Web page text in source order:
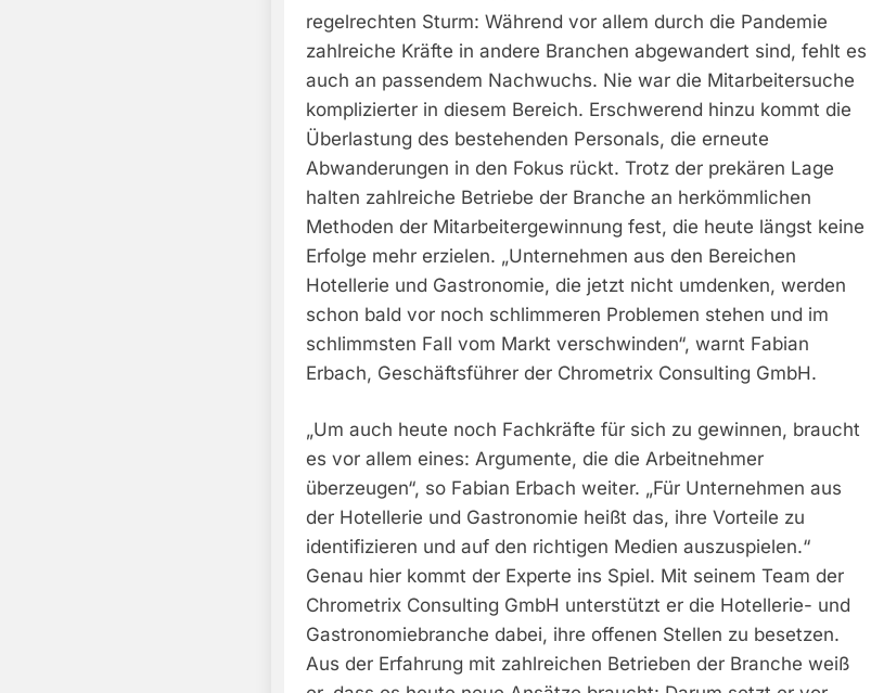
regelrechten Sturm: Während vor allem durch die Pandemie
zahlreiche Kräfte in andere Branchen abgewandert sind, fehlt es
auch an passendem Nachwuchs. Nie war die Mitarbeitersuche
komplizierter in diesem Bereich. Erschwerend hinzu kommt die
Überlastung des bestehenden Personals, die erneute
Abwanderungen in den Fokus rückt. Trotz der prekären Lage
halten zahlreiche Betriebe der Branche an herkömmlichen
Methoden der Mitarbeitergewinnung fest, die heute längst keine
Erfolge mehr erzielen. „Unternehmen aus den Bereichen
Hotellerie und Gastronomie, die jetzt nicht umdenken, werden
schon bald vor noch schlimmeren Problemen stehen und im
schlimmsten Fall vom Markt verschwinden“, warnt Fabian
Erbach, Geschäftsführer der Chrometrix Consulting GmbH.
„Um auch heute noch Fachkräfte für sich zu gewinnen, braucht
es vor allem eines: Argumente, die die Arbeitnehmer
überzeugen“, so Fabian Erbach weiter. „Für Unternehmen aus
der Hotellerie und Gastronomie heißt das, ihre Vorteile zu
identifizieren und auf den richtigen Medien auszuspielen.“
Genau hier kommt der Experte ins Spiel. Mit seinem Team der
Chrometrix Consulting GmbH unterstützt er die Hotellerie- und
Gastronomiebranche dabei, ihre offenen Stellen zu besetzen.
Aus der Erfahrung mit zahlreichen Betrieben der Branche weiß